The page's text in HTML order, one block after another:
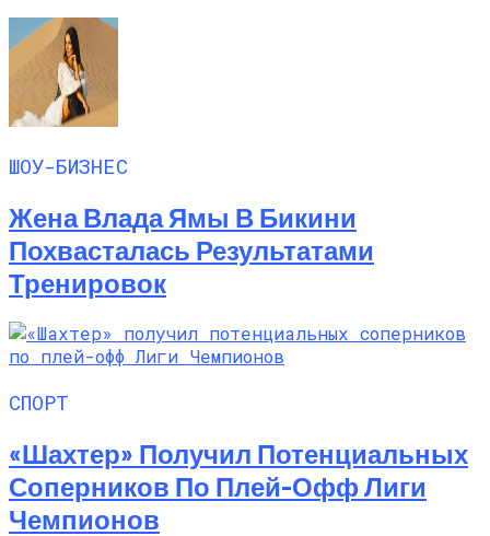
ШОУ-БИЗНЕС
Жена Влада Ямы В Бикини
Похвасталась Результатами
Тренировок
СПОРТ
«Шахтер» Получил Потенциальных
Соперников По Плей-Офф Лиги
Чемпионов